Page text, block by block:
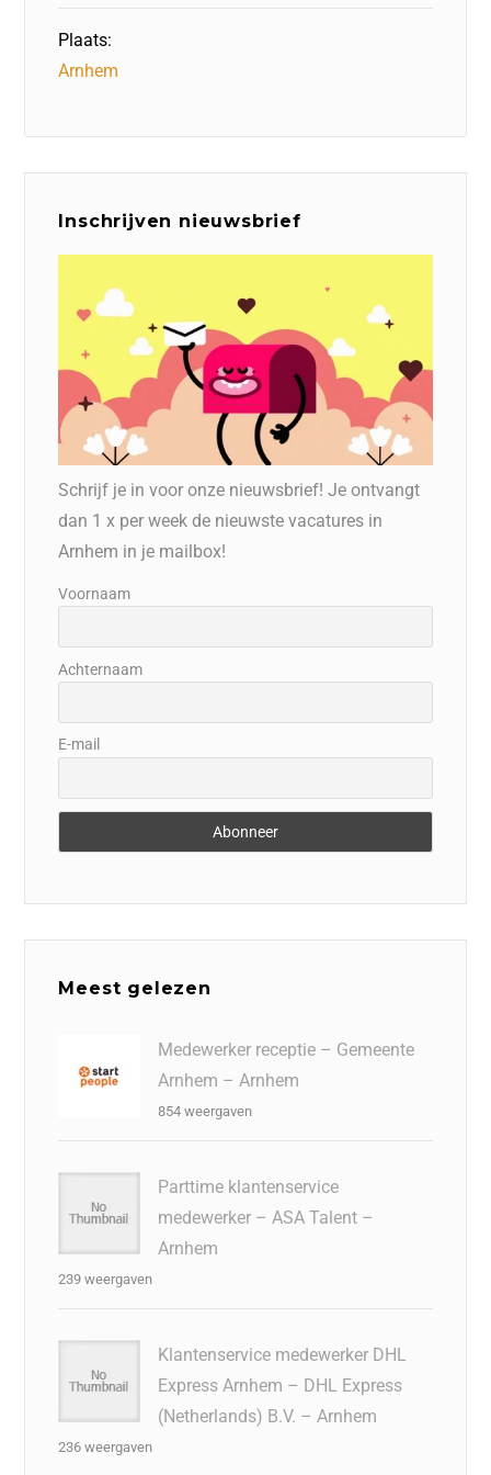
Plaats:
Arnhem
Inschrijven nieuwsbrief
Schrijf je in voor onze nieuwsbrief! Je ontvangt
dan 1 x per week de nieuwste vacatures in
Arnhem in je mailbox!
Voornaam
Achternaam
E-mail
Meest gelezen
Medewerker receptie – Gemeente
Arnhem – Arnhem
854 weergaven
Parttime klantenservice
medewerker – ASA Talent –
Arnhem
239 weergaven
Klantenservice medewerker DHL
Express Arnhem – DHL Express
(Netherlands) B.V. – Arnhem
236 weergaven